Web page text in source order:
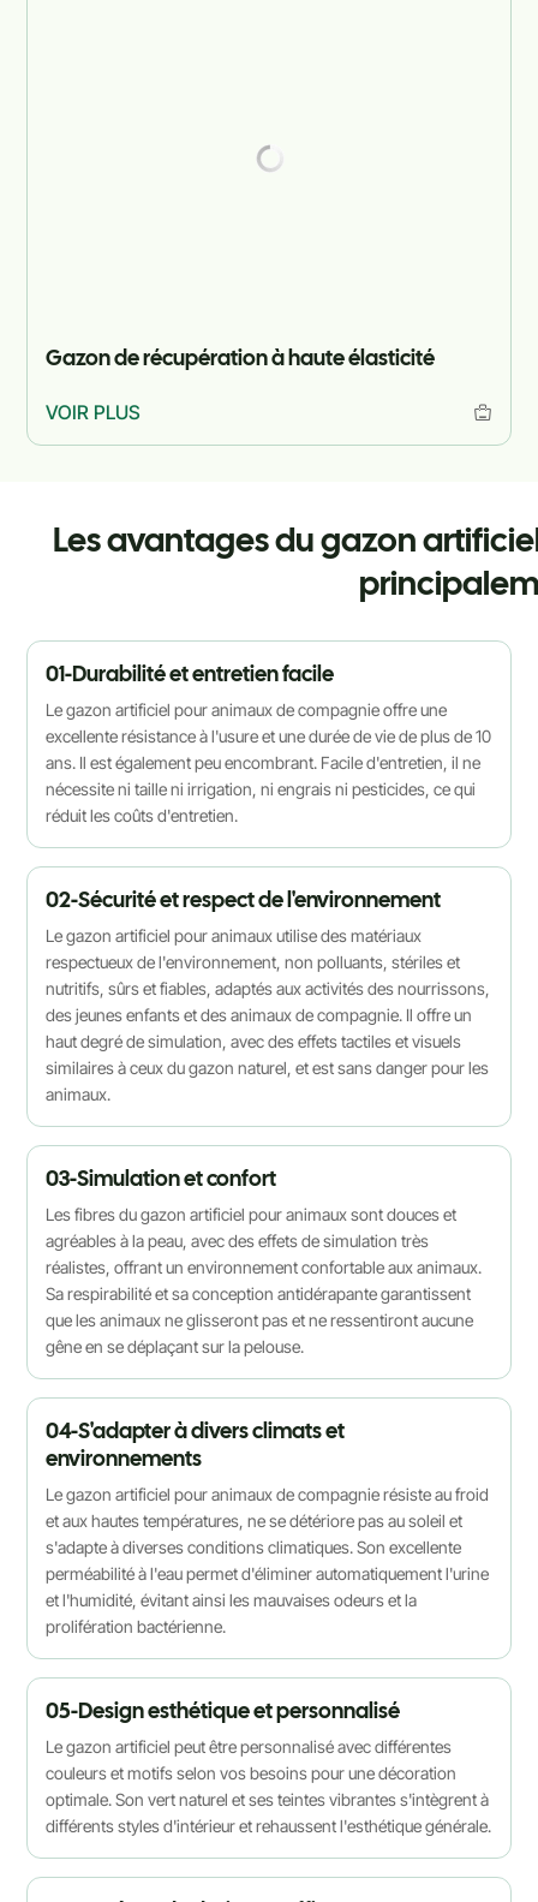
Gazon de récupération à haute élasticité
VOIR PLUS
Les avantages du gazon
01-Durabilité et entretien facile
Le gazon artificiel pour animaux de compagnie offre une
excellente résistance à l'usure et une durée de vie de plus de 10
ans. Il est également peu encombrant. Facile d'entretien, il ne
nécessite ni taille ni irrigation, ni engrais ni pesticides, ce qui
réduit les coûts d'entretien.
02-Sécurité et respect de l'environnement
Le gazon artificiel pour animaux utilise des matériaux
respectueux de l'environnement, non polluants, stériles et
nutritifs, sûrs et fiables, adaptés aux activités des nourrissons,
des jeunes enfants et des animaux de compagnie. Il offre un
haut degré de simulation, avec des effets tactiles et visuels
similaires à ceux du gazon naturel, et est sans danger pour les
animaux.
03-Simulation et confort
Les fibres du gazon artificiel pour animaux sont douces et
agréables à la peau, avec des effets de simulation très
réalistes, offrant un environnement confortable aux animaux.
Sa respirabilité et sa conception antidérapante garantissent
que les animaux ne glisseront pas et ne ressentiront aucune
gêne en se déplaçant sur la pelouse.
04-S'adapter à divers climats et
environnements
Le gazon artificiel pour animaux de compagnie résiste au froid
et aux hautes températures, ne se détériore pas au soleil et
s'adapte à diverses conditions climatiques. Son excellente
perméabilité à l'eau permet d'éliminer automatiquement l'urine
et l'humidité, évitant ainsi les mauvaises odeurs et la
prolifération bactérienne.
05-Design esthétique et personnalisé
Le gazon artificiel peut être personnalisé avec différentes
couleurs et motifs selon vos besoins pour une décoration
optimale. Son vert naturel et ses teintes vibrantes s'intègrent à
différents styles d'intérieur et rehaussent l'esthétique générale.